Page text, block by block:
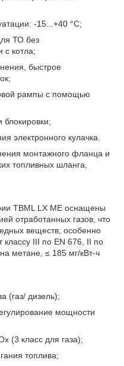
-15...+40 °C;
ТО без
с котла;
быстрое
рампы с помощью
блокировки;
электронного кулачка.
монтажного фланца и
топливных шланга,
TBML LX MЕ оснащены
отработанных газов, что
веществ, особенно
классу III по EN 676, II по
метане, ≤ 185 мг/кВт-ч
(газ/ дизель);
мощности
(3 класс для газа);
топлива;